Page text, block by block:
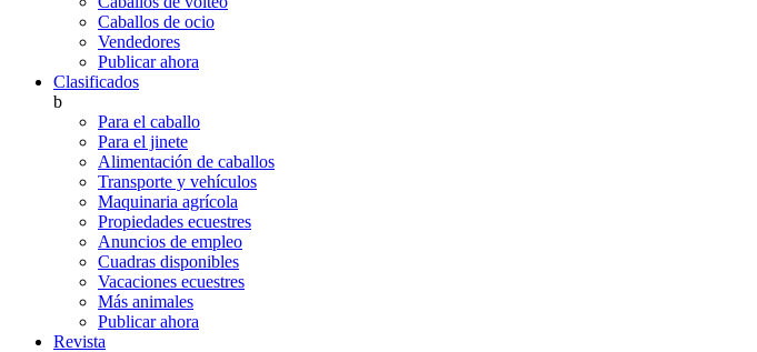
Caballos de ocio
Vendedores
Publicar ahora
Clasificados
b
Para el caballo
Para el jinete
Alimentación de caballos
Transporte y vehículos
Maquinaria agrícola
Propiedades ecuestres
Anuncios de empleo
Cuadras disponibles
Vacaciones ecuestres
Más animales
Publicar ahora
Revista